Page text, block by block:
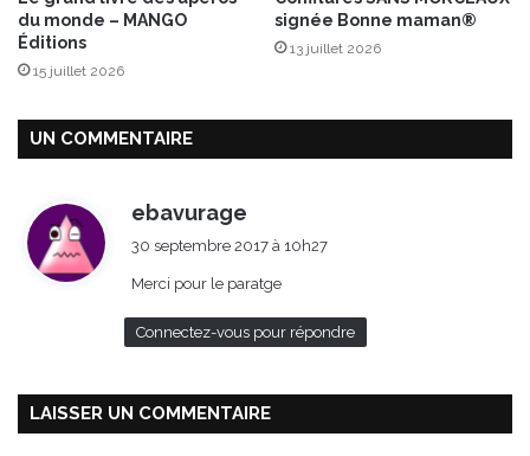
d
'
h
e
du monde – MANGO
Éditions
15 juillet 2026
signée Bonne maman®
13 juillet 2026
UN COMMENTAIRE
ebavurage
:
30 septembre 2017 à 10h27
Merci pour le paratge
Connectez-vous pour répondre
LAISSER UN COMMENTAIRE